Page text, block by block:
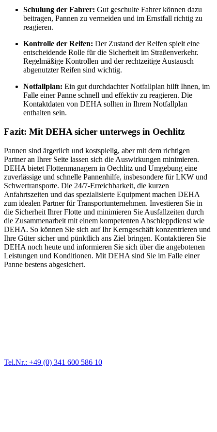
Schulung der Fahrer: Gut geschulte Fahrer können dazu
beitragen, Pannen zu vermeiden und im Ernstfall richtig zu
reagieren.
Kontrolle der Reifen: Der Zustand der Reifen spielt eine
entscheidende Rolle für die Sicherheit im Straßenverkehr.
Regelmäßige Kontrollen und der rechtzeitige Austausch
abgenutzter Reifen sind wichtig.
Notfallplan: Ein gut durchdachter Notfallplan hilft Ihnen, im
Falle einer Panne schnell und effektiv zu reagieren. Die
Kontaktdaten von DEHA sollten in Ihrem Notfallplan
enthalten sein.
Fazit: Mit DEHA sicher unterwegs in Oechlitz
Pannen sind ärgerlich und kostspielig, aber mit dem richtigen
Partner an Ihrer Seite lassen sich die Auswirkungen minimieren.
DEHA bietet Flottenmanagern in Oechlitz und Umgebung eine
zuverlässige und schnelle Pannenhilfe, insbesondere für LKW und
Schwertransporte. Die 24/7-Erreichbarkeit, die kurzen
Anfahrtszeiten und das spezialisierte Equipment machen DEHA
zum idealen Partner für Transportunternehmen. Investieren Sie in
die Sicherheit Ihrer Flotte und minimieren Sie Ausfallzeiten durch
die Zusammenarbeit mit einem kompetenten Abschleppdienst wie
DEHA. So können Sie sich auf Ihr Kerngeschäft konzentrieren und
Ihre Güter sicher und pünktlich ans Ziel bringen. Kontaktieren Sie
DEHA noch heute und informieren Sie sich über die angebotenen
Leistungen und Konditionen. Mit DEHA sind Sie im Falle einer
Panne bestens abgesichert.
Tel.Nr.: +49 (0) 341 600 586 10